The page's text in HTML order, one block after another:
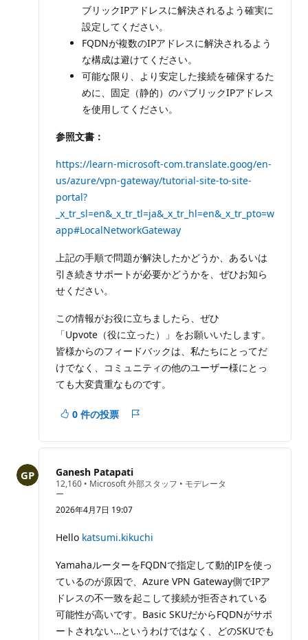
ブリックIPアドレスに解決されるよう確実に
設定してください。
FQDNが複数のIPアドレスに解決されるよう
な構成は避けてください。
可能な限り、より安定した接続を確保するた
めに、固定（静的）のパブリックIPアドレス
を使用してください。
参照文書：
https://learn-microsoft-com.translate.goog/en-
us/azure/vpn-gateway/tutorial-site-to-site-
portal?
_x_tr_sl=en&_x_tr_tl=ja&_x_tr_hl=en&_x_tr_pto=w
app#LocalNetworkGateway
上記の手順で問題が解決したかどうか、あるいは
引き続きサポートが必要かどうかを、ぜひお知ら
せください。
この情報がお役に立ちましたら、ぜひ
「Upvote（役に立った）」をお願いいたします。
皆様からのフィードバックは、私たちにとってだ
けでなく、コミュニティの他のユーザー様にとっ
ても大変貴重なものです。
0 件の投票
ー
Ganesh Patapati
12,160 評
の
ポ
ン
ト
• Microsoft 外部スタッフ • モデレータ
ー
2026年4月7日 19:07
Hello katsumi.kikuchi
YamahaルーターをFQDNで指定して動的IPを使っ
ているのが原因で、Azure VPN Gateway側でIPア
ドレスの不一致を起こして接続が拒否されている
可能性が高いです。Basic SKUだからFQDNがサポ
ートされない…というわけではなく、どのSKUでも